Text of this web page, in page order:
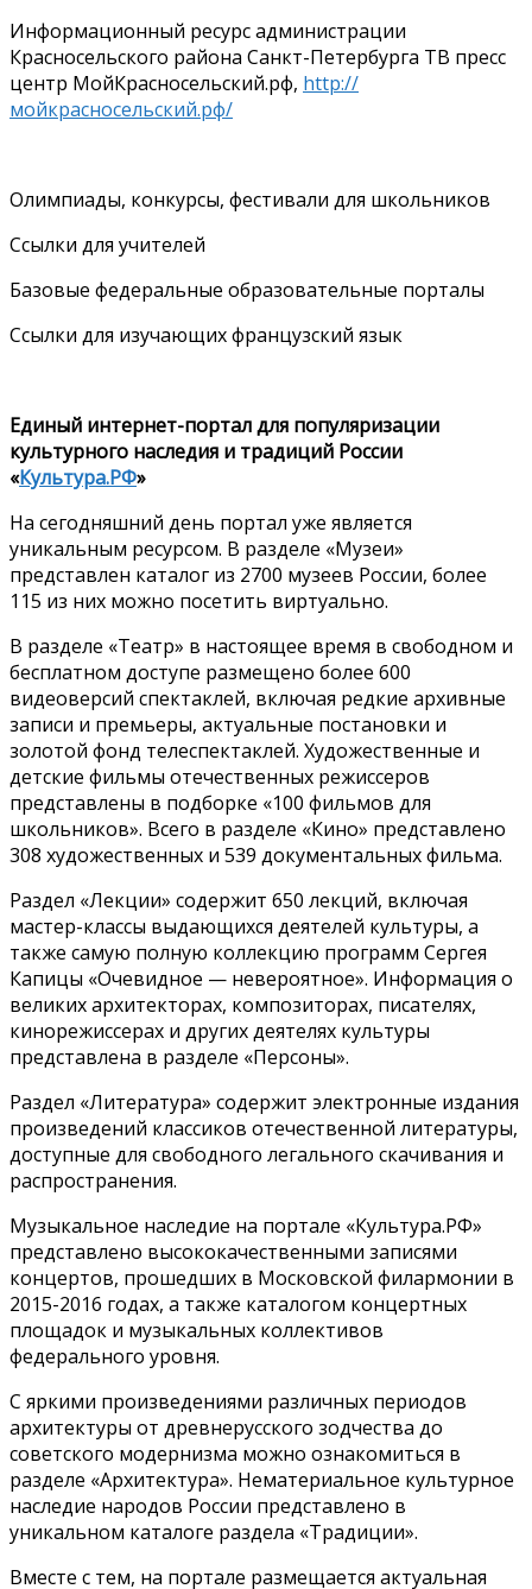
Информационный ресурс администрации
Красносельского района Санкт-Петербурга ТВ пресс
центр МойКрасносельский.рф, http://
мойкрасносельский.рф/
Олимпиады, конкурсы, фестивали для школьников
Ссылки для учителей
Базовые федеральные образовательные порталы
Ссылки для изучающих французский язык
Единый интернет-портал для популяризации
культурного наследия и традиций России
«Культура.РФ»
На сегодняшний день портал уже является
уникальным ресурсом. В разделе «Музеи»
представлен каталог из 2700 музеев России, более
115 из них можно посетить виртуально.
В разделе «Театр» в настоящее время в свободном и
бесплатном доступе размещено более 600
видеоверсий спектаклей, включая редкие архивные
записи и премьеры, актуальные постановки и
золотой фонд телеспектаклей. Художественные и
детские фильмы отечественных режиссеров
представлены в подборке «100 фильмов для
школьников». Всего в разделе «Кино» представлено
308 художественных и 539 документальных фильма.
Раздел «Лекции» содержит 650 лекций, включая
мастер-классы выдающихся деятелей культуры, а
также самую полную коллекцию программ Сергея
Капицы «Очевидное — невероятное». Информация о
великих архитекторах, композиторах, писателях,
кинорежиссерах и других деятелях культуры
представлена в разделе «Персоны».
Раздел «Литература» содержит электронные издания
произведений классиков отечественной литературы,
доступные для свободного легального скачивания и
распространения.
Музыкальное наследие на портале «Культура.РФ»
представлено высококачественными записями
концертов, прошедших в Московской филармонии в
2015-2016 годах, а также каталогом концертных
площадок и музыкальных коллективов
федерального уровня.
С яркими произведениями различных периодов
архитектуры от древнерусского зодчества до
советского модернизма можно ознакомиться в
разделе «Архитектура». Нематериальное культурное
наследие народов России представлено в
уникальном каталоге раздела «Традиции».
Вместе с тем, на портале размещается актуальная